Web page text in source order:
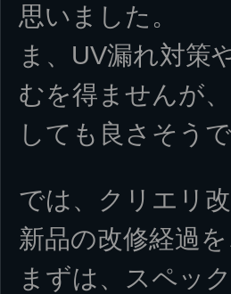
思いました。
ま、UV漏れ対策
むを得ませんが
しても良さそうで
では、クリエリ
新品の改修経過
まずは、スペッ